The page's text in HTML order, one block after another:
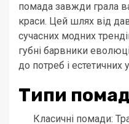
помада завжди грала
краси. Цей шлях від
сучасних модних
губні барвники
до потреб і естетичних
Типи
Класичні помади: